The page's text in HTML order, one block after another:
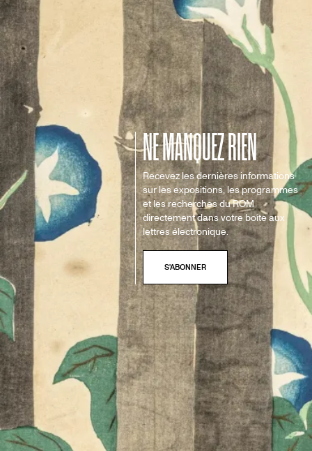
NE MANQUEZ RIEN
Recevez les dernières informations
sur les expositions, les programmes
et les recherches du ROM
directement dans votre boîte aux
lettres électronique.